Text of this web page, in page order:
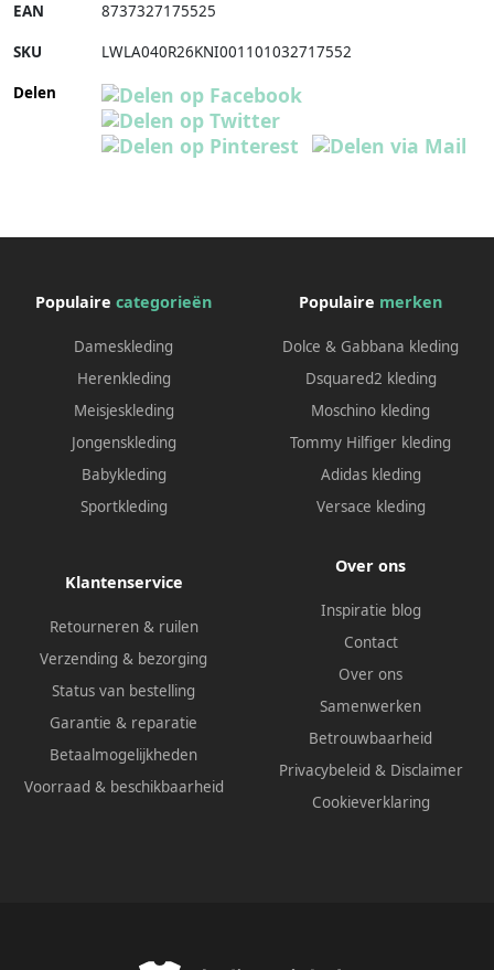
EAN 8737327175525
SKU LWLA040R26KNI001101032717552
Delen
Populaire categorieën
Dameskleding
Herenkleding
Meisjeskleding
Jongenskleding
Babykleding
Sportkleding
Populaire merken
Dolce & Gabbana kleding
Dsquared2 kleding
Moschino kleding
Tommy Hilfiger kleding
Adidas kleding
Versace kleding
Klantenservice
Retourneren & ruilen
Verzending & bezorging
Status van bestelling
Garantie & reparatie
Betaalmogelijkheden
Voorraad & beschikbaarheid
Over ons
Inspiratie blog
Contact
Over ons
Samenwerken
Betrouwbaarheid
Privacybeleid & Disclaimer
Cookieverklaring